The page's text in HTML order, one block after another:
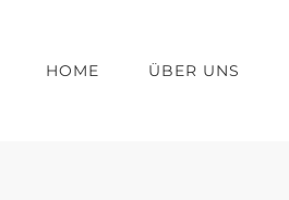
HOME ÜBER UNS